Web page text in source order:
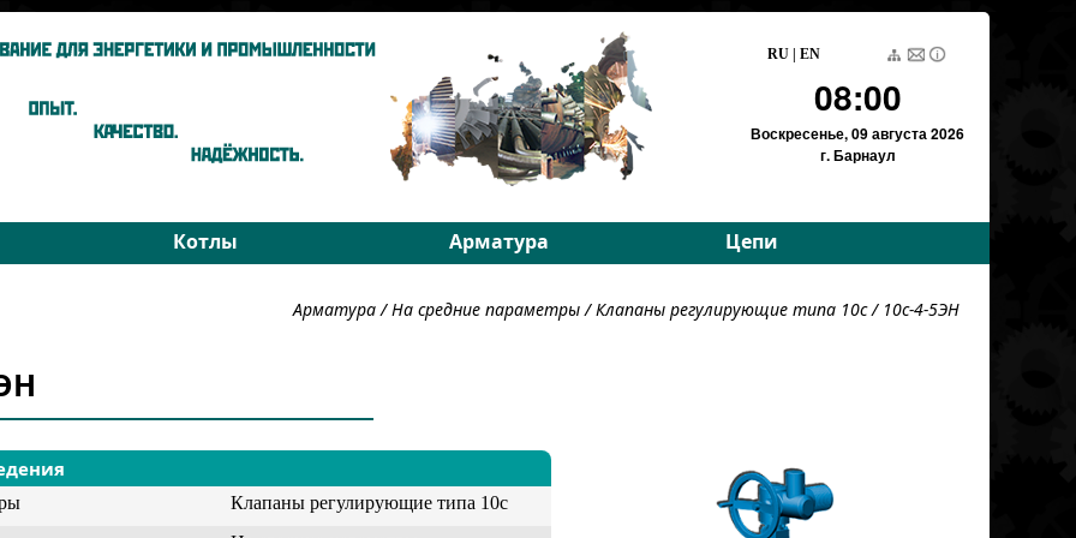
RU EN
08:00
Воскресенье,09 августа 2026
г. Барнаул
Котлы Арматура Цепи
Водогрейные котлы
На высокие параметры
Тяговые пластинчатые
Грузовые пластинчатые
Для энергетики
Арматура/На средние параметры/Клапаны регулирующие типа 10с/ 10с-4-5ЭН
Клапаны регулирующие типа 10с